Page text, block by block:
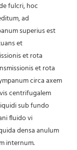
fulcri, hoc
ad
superius est
et
et rota
et rota
circa axem
centrifugalem
sub fundo
fluido vi
densa anulum
internum.